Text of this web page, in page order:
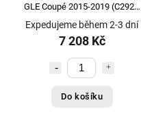
GLE Coupé 2015-2019 (C292),
pevné 2 šr., Galia
Expedujeme během 2-3 dní
7 208 Kč
Do košíku